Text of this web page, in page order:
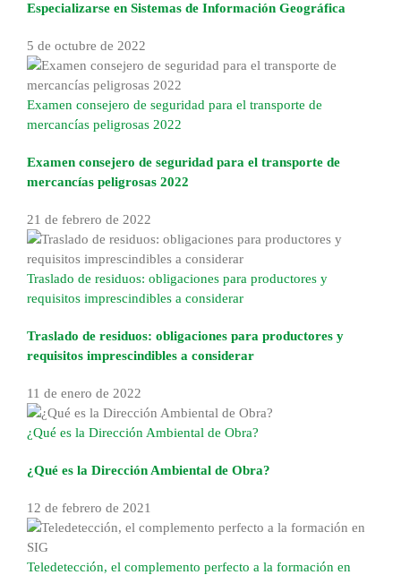
Especializarse en Sistemas de Información Geográfica
5 de octubre de 2022
Examen consejero de seguridad para el transporte de
mercancías peligrosas 2022
Examen consejero de seguridad para el transporte de
mercancías peligrosas 2022
21 de febrero de 2022
Traslado de residuos: obligaciones para productores y
requisitos imprescindibles a considerar
Traslado de residuos: obligaciones para productores y
requisitos imprescindibles a considerar
11 de enero de 2022
¿Qué es la Dirección Ambiental de Obra?
¿Qué es la Dirección Ambiental de Obra?
12 de febrero de 2021
Teledetección, el complemento perfecto a la formación en